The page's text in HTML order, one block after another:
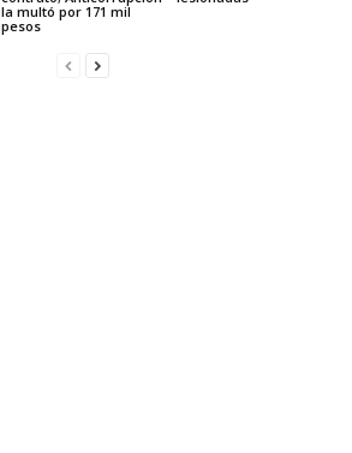
la multó por 171 mil
pesos